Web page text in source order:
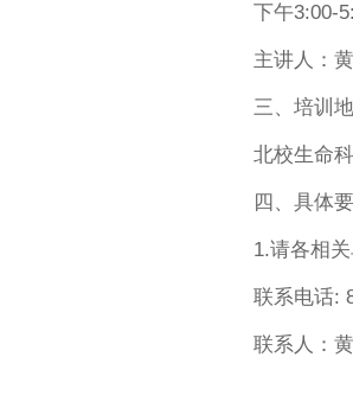
下午3:00-
主讲人：
三、培训
北校生命
四、具体
1.请各相
联系电话:
联系人：